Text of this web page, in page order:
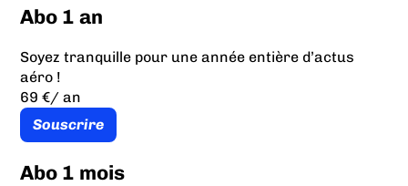
Abo 1 an
Soyez tranquille pour une année entière d’actus
aéro !
69 €/ an
Souscrire
Abo 1 mois